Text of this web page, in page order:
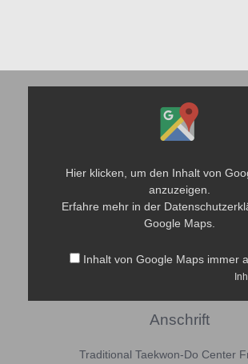
von
Google
Maps
Hier klicken, um den Inhalt von
anzuzeigen.
Erfahre mehr in der
Google Maps.
Inhalt von Google Maps immer
Anschrift
Traditional Taekwon-Do Center